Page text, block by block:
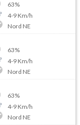
63%
4-9Km/h
Nord NE
63%
4-9Km/h
Nord NE
63%
4-9Km/h
Nord NE